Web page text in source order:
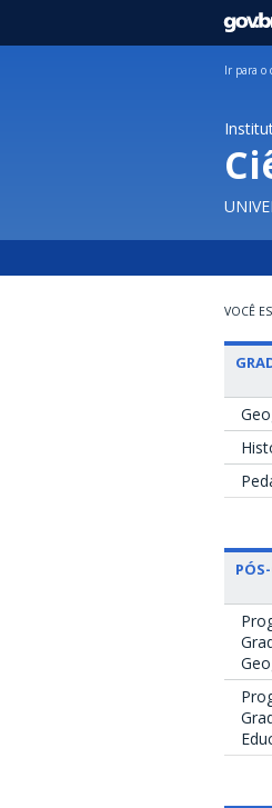
GOVBR
Ir para o